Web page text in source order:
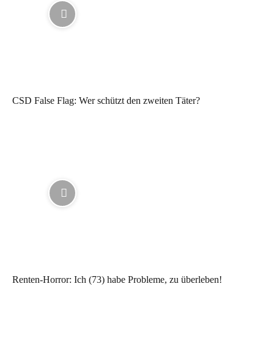
CSD False Flag: Wer schützt den zweiten Täter?
Renten-Horror: Ich (73) habe Probleme, zu überleben!